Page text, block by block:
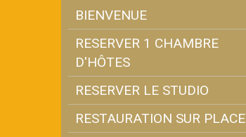
BIENVENUE
RESERVER 1 CHAMBRE
D'HÔTES
RESERVER LE STUDIO
RESTAURATION SUR PLACE